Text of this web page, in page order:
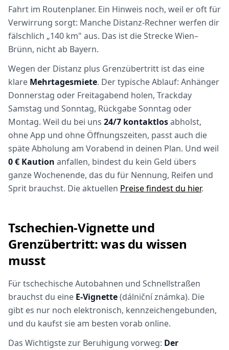
Fahrt im Routenplaner. Ein Hinweis noch, weil er oft für
Verwirrung sorgt: Manche Distanz-Rechner werfen dir
fälschlich „140 km" aus. Das ist die Strecke Wien–
Brünn, nicht ab Bayern.
Wegen der Distanz plus Grenzübertritt ist das eine
klare Mehrtagesmiete. Der typische Ablauf: Anhänger
Donnerstag oder Freitagabend holen, Trackday
Samstag und Sonntag, Rückgabe Sonntag oder
Montag. Weil du bei uns 24/7 kontaktlosabholst,
ohne App und ohne Öffnungszeiten, passt auch die
späte Abholung am Vorabend in deinen Plan. Und weil
0 € Kaution anfallen, bindest du kein Geld übers
ganze Wochenende, das du für Nennung, Reifen und
Sprit brauchst. Die aktuellen Preise findest du hier.
Tschechien-Vignette und
Grenzübertritt: was du wissen
musst
Für tschechische Autobahnen und Schnellstraßen
brauchst du eine E-Vignette(dálniční známka). Die
gibt es nur noch elektronisch, kennzeichengebunden,
und du kaufst sie am besten vorab online.
Das Wichtigste zur Beruhigung vorweg: Der